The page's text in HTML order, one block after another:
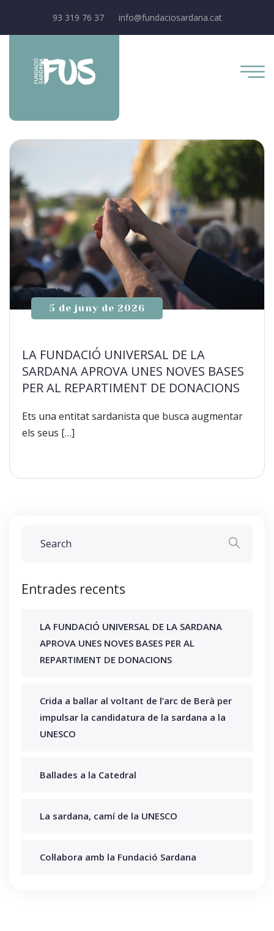
93 319 76 37 info@fundaciosardana.cat
5 de juny de 2026
LA FUNDACIÓ UNIVERSAL DE LA
SARDANA APROVA UNES NOVES BASES
PER AL REPARTIMENT DE DONACIONS
Ets una entitat sardanista que busca augmentar
els seus […]
Entrades recents
LA FUNDACIÓ UNIVERSAL DE LA SARDANA
APROVA UNES NOVES BASES PER AL
REPARTIMENT DE DONACIONS
Crida a ballar al voltant de l’arc de Berà per
impulsar la candidatura de la sardana a la
UNESCO
Ballades a la Catedral
La sardana, camí de la UNESCO
Col·labora amb la Fundació Sardana